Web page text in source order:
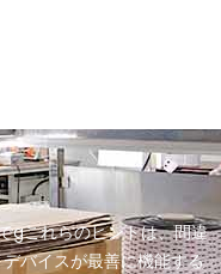
gこれらのヒントは、間違
バイスが最善に機能する